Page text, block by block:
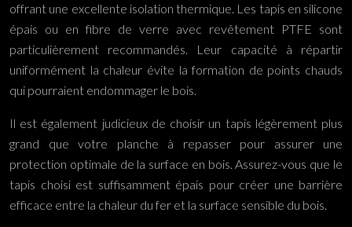
offrant une excellente isolation thermique. Les tapis en silicone
épais ou en fibre de verre avec revêtement PTFE sont
particulièrement recommandés. Leur capacité à répartir
uniformément la chaleur évite la formation de points chauds
qui pourraient endommager le bois.
Il est également judicieux de choisir un tapis légèrement plus
grand que votre planche à repasser pour assurer une
protection optimale de la surface en bois. Assurez-vous que le
tapis choisi est suffisamment épais pour créer une barrière
efficace entre la chaleur du fer et la surface sensible du bois.